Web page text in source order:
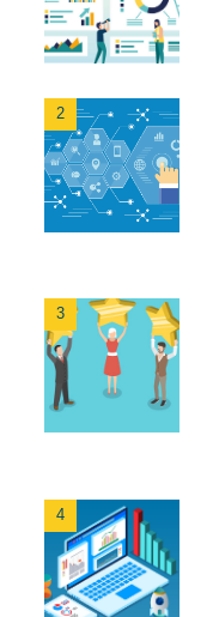
2
3
4